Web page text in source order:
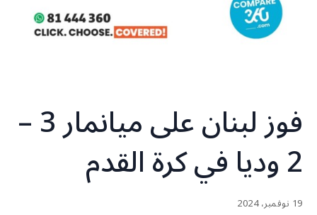
فوز لبنان على ميانمار 3 –
2 وديا في كرة القدم
19 نوفمبر، 2024